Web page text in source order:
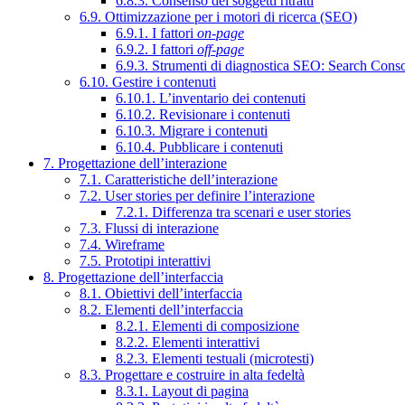
6.9. Ottimizzazione per i motori di ricerca (SEO)
6.9.1. I fattori on-page
6.9.2. I fattori off-page
6.9.3. Strumenti di diagnostica SEO: Search
6.10. Gestire i contenuti
6.10.1. L’inventario dei contenuti
6.10.2. Revisionare i contenuti
6.10.3. Migrare i contenuti
6.10.4. Pubblicare i contenuti
7. Progettazione dell’interazione
7.1. Caratteristiche dell’interazione
7.2. User stories per definire l’interazione
7.2.1. Differenza tra scenari e user stories
7.3. Flussi di interazione
7.4. Wireframe
7.5. Prototipi interattivi
8. Progettazione dell’interfaccia
8.1. Obiettivi dell’interfaccia
8.2. Elementi dell’interfaccia
8.2.1. Elementi di composizione
8.2.2. Elementi interattivi
8.2.3. Elementi testuali (microtesti)
8.3. Progettare e costruire in alta fedeltà
8.3.1. Layout di pagina